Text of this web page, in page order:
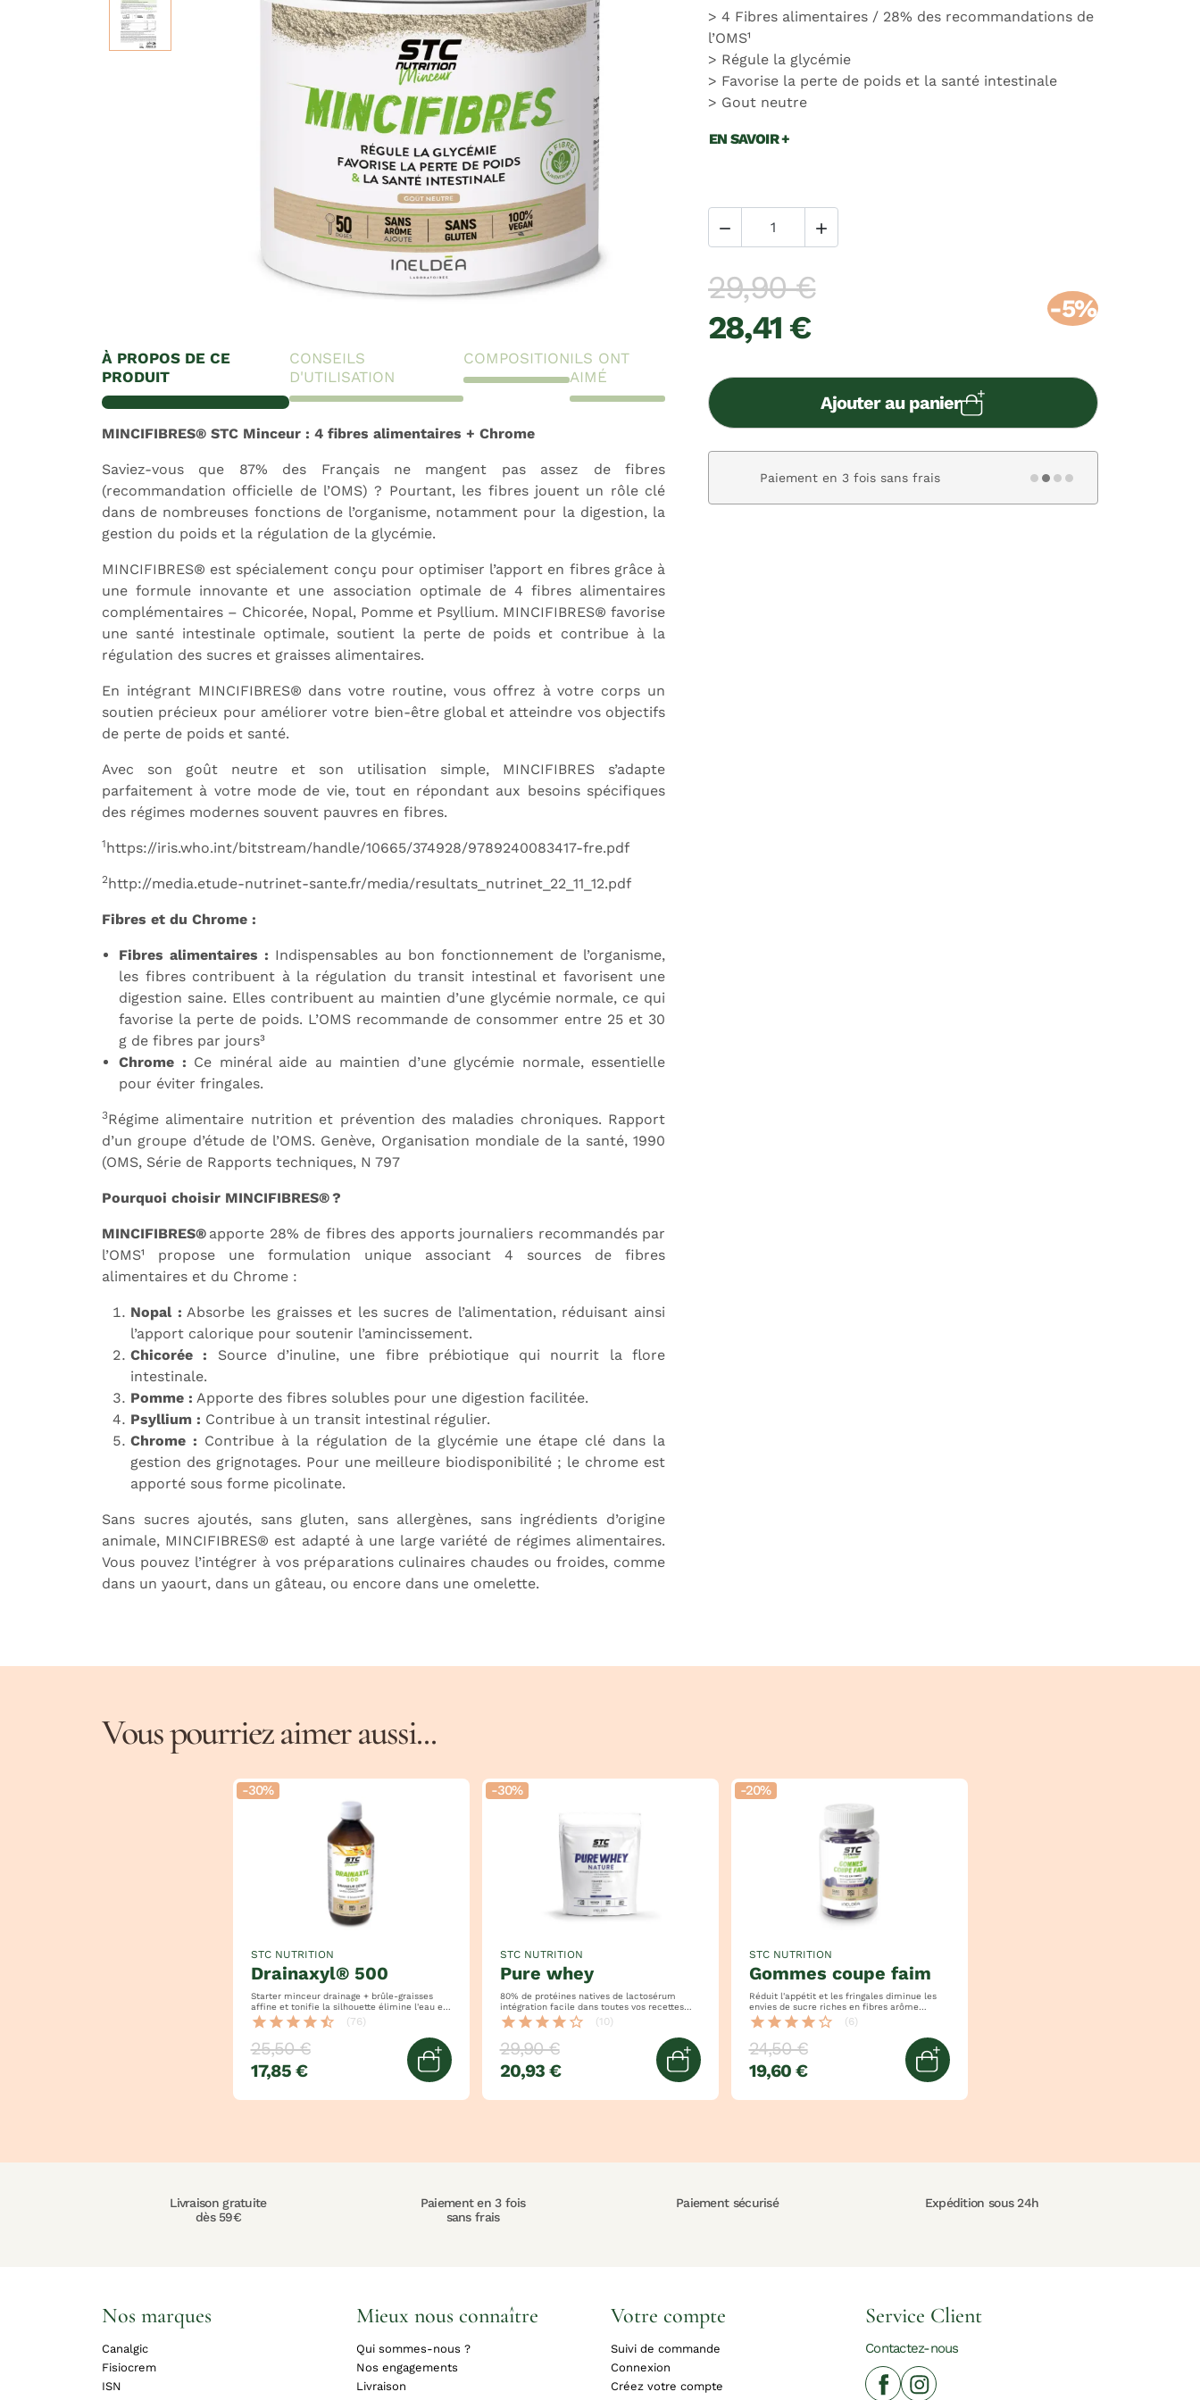
4 Fibres alimentaires / 28% des recommandations de
l’OMS¹
Régule la glycémie
Favorise la perte de poids et la santé intestinale
Gout neutre
EN SAVOIR +
 
29,90 €
28,41 €
-5%
Ajouter au panier
Expédition sous 24h Livraison gratuite dès 59€ Paiement en 3 fois sans frais
À PROPOS DE CE
PRODUIT
CONSEILS
D'UTILISATION
COMPOSITIONILS ONT
AIMÉ
MINCIFIBRES® STC Minceur : 4 fibres alimentaires + Chrome
Saviez-vous que 87% des Français ne mangent pas assez de fibres
(recommandation officielle de l’OMS) ? Pourtant, les fibres jouent un rôle clé
dans de nombreuses fonctions de l’organisme, notamment pour la digestion, la
gestion du poids et la régulation de la glycémie.
MINCIFIBRES® est spécialement conçu pour optimiser l’apport en fibres grâce à
une formule innovante et une association optimale de 4 fibres alimentaires
complémentaires – Chicorée, Nopal, Pomme et Psyllium. MINCIFIBRES® favorise
une santé intestinale optimale, soutient la perte de poids et contribue à la
régulation des sucres et graisses alimentaires.
En intégrant MINCIFIBRES® dans votre routine, vous offrez à votre corps un
soutien précieux pour améliorer votre bien-être global et atteindre vos objectifs
de perte de poids et santé.
Avec son goût neutre et son utilisation simple, MINCIFIBRES s’adapte
parfaitement à votre mode de vie, tout en répondant aux besoins spécifiques
des régimes modernes souvent pauvres en fibres.
1https://iris.who.int/bitstream/handle/10665/374928/9789240083417-fre.pdf
2http://media.etude-nutrinet-sante.fr/media/resultats_nutrinet_22_11_12.pdf
Fibres et du Chrome :
Fibres alimentaires : Indispensables au bon fonctionnement de l’organisme,
les fibres contribuent à la régulation du transit intestinal et favorisent une
digestion saine. Elles contribuent au maintien d’une glycémie normale, ce qui
favorise la perte de poids. L’OMS recommande de consommer entre 25 et 30
g de fibres par jours³
Chrome : Ce minéral aide au maintien d’une glycémie normale, essentielle
pour éviter fringales.
3Régime alimentaire nutrition et prévention des maladies chroniques. Rapport
d’un groupe d’étude de l’OMS. Genève, Organisation mondiale de la santé, 1990
(OMS, Série de Rapports techniques, N 797
Pourquoi choisir MINCIFIBRES® ?
MINCIFIBRES® apporte 28% de fibres des apports journaliers recommandés par
l’OMS¹ propose une formulation unique associant 4 sources de fibres
alimentaires et du Chrome :
Nopal : Absorbe les graisses et les sucres de l’alimentation, réduisant ainsi
l’apport calorique pour soutenir l’amincissement.
Chicorée : Source d’inuline, une fibre prébiotique qui nourrit la flore
intestinale.
Pomme : Apporte des fibres solubles pour une digestion facilitée.
Psyllium : Contribue à un transit intestinal régulier.
Chrome : Contribue à la régulation de la glycémie une étape clé dans la
gestion des grignotages. Pour une meilleure biodisponibilité ; le chrome est
apporté sous forme picolinate.
Sans sucres ajoutés, sans gluten, sans allergènes, sans ingrédients d’origine
animale, MINCIFIBRES® est adapté à une large variété de régimes alimentaires.
Vous pouvez l’intégrer à vos préparations culinaires chaudes ou froides, comme
dans un yaourt, dans un gâteau, ou encore dans une omelette.
Vous pourriez aimer aussi...
-30%
drainaxyl® 500
STC NUTRITION
Starter minceur drainage + brûle-graisses
affine et tonifie la silhouette élimine l'eau et
les toxines en excès
star star star star star_half (76)
25,50 €
17,85 €
Quick view
-30%
pure whey
STC NUTRITION
80% de protéines natives de lactosérum
intégration facile dans toutes vos recettes
maintien quotidien de son apport en
protéines
star star star star star_border (10)
29,90 €
20,93 €
Ajouter au panier
-20%
gommes coupe faim
STC NUTRITION
Réduit l'appétit et les fringales diminue les
envies de sucre riches en fibres arôme
naturel myrtille
star star star star star_border (6)
24,50 €
19,60 €
Ajouter au panier
Livraison gratuite
dès 59€
Paiement en 3 fois
sans frais
Paiement sécurisé Expédition sous 24h
Nos marques
Canalgic
Fisiocrem
ISN
Mieux nous connaître
Qui sommes-nous ?
Nos engagements
Livraison
Votre compte
Suivi de commande
Connexion
Créez votre compte
Service Client
Contactez-nous